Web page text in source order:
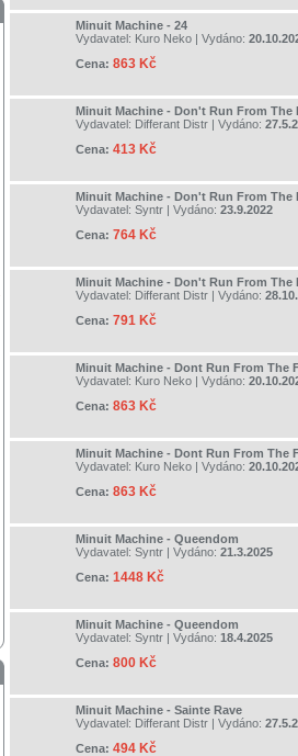
Minuit Machine - 24
Vydavatel: Kuro Neko | Vydáno:
Cena: 863 Kč
Minuit Machine - Don't Run From The
Vydavatel: Differant Distr | Vydáno:
Cena: 413 Kč
Minuit Machine - Don't Run From The
Vydavatel: Syntr | Vydáno: 23.9.2022
Cena: 764 Kč
Minuit Machine - Don't Run From The
Vydavatel: Differant Distr | Vydáno:
Cena: 791 Kč
Minuit Machine - Dont Run From The
Vydavatel: Kuro Neko | Vydáno:
Cena: 863 Kč
Minuit Machine - Dont Run From The
Vydavatel: Kuro Neko | Vydáno:
Cena: 863 Kč
Minuit Machine - Queendom
Vydavatel: Syntr | Vydáno: 21.3.2025
Cena: 1448 Kč
Minuit Machine - Queendom
Vydavatel: Syntr | Vydáno: 18.4.2025
Cena: 800 Kč
Minuit Machine - Sainte Rave
Vydavatel: Differant Distr | Vydáno:
Cena: 494 Kč